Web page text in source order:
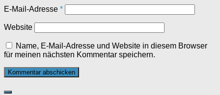
E-Mail-Adresse *
Website
Name, E-Mail-Adresse und Website in diesem Browser
für meinen nächsten Kommentar speichern.